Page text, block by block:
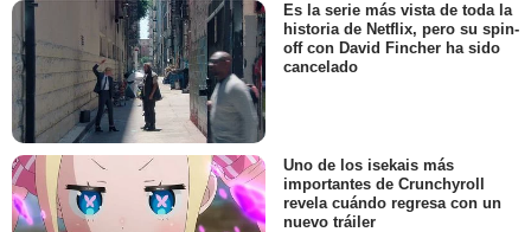
Es la serie más vista de toda la
historia de Netflix, pero su spin-
off con David Fincher ha sido
cancelado
Uno de los isekais más
importantes de Crunchyroll
revela cuándo regresa con un
nuevo tráiler